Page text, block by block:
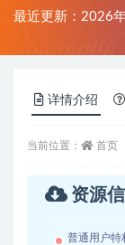
最近更新：2026
详情介绍
当前位置： 首页
资源
普通用户特